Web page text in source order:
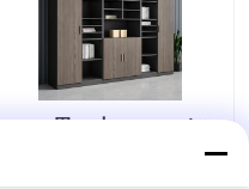
2.4M 黒い木のファイル
キャビネット ODM 大容